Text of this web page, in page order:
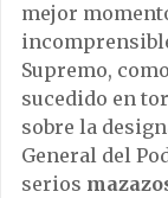
mejor
Supremo,
sucedido en
sobre la
General del
serios